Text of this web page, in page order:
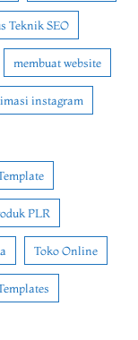
Teknik SEO
membuat website
instagram
PLR
Toko Online